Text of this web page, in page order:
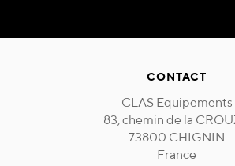
CONTACT
CLAS Equipements
83, chemin de la
73800 CHIGNIN
France